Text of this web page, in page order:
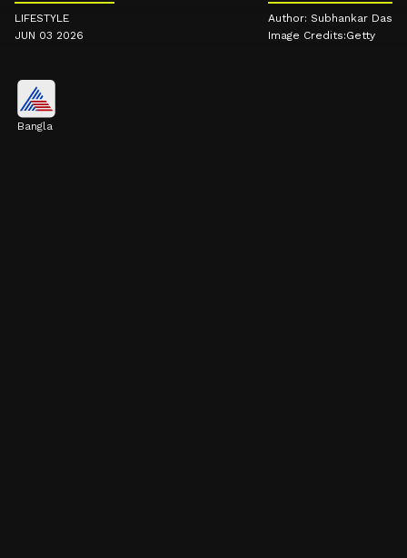
LIFESTYLE
JUN 03 2026
Author: Subhankar Das
Image Credits:Getty
Bangla